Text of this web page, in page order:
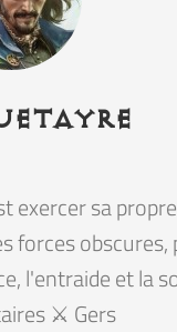
exercer sa
obscures,
l'entraide et la
⚔️ Gers